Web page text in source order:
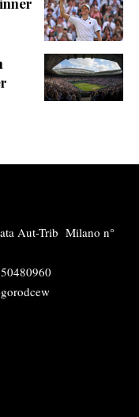
Aut-Trib Milano n°